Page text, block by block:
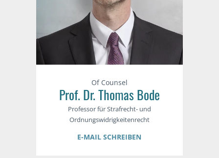
Of Counsel
Prof. Dr. Thomas Bode
Professor für Strafrecht- und
Ordnungswidrigkeitenrecht
E-MAIL SCHREIBEN